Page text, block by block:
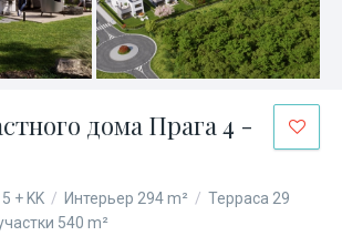
дома Прага 4 -
5 + KK / Интерьер 294 m² / Терраса 29
540 m²